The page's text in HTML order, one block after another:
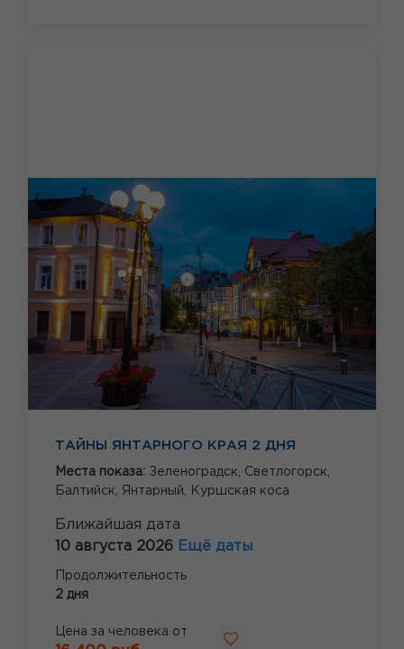
ТАЙНЫ ЯНТАРНОГО КРАЯ 2 ДНЯ
Места показа: Зеленоградск, Светлогорск,
Балтийск, Янтарный, Куршская коса
Ближайшая дата
10 августа 2026 Ещё даты
Продолжительность
2 дня
Цена за человека от